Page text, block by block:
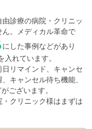
診療の病院・クリニッ
。メディカル革命で
にした事例などがあり
れています。
リマインド、キャンセ
キャンセル待ち機能、
ございます。
クリニック様はまずは